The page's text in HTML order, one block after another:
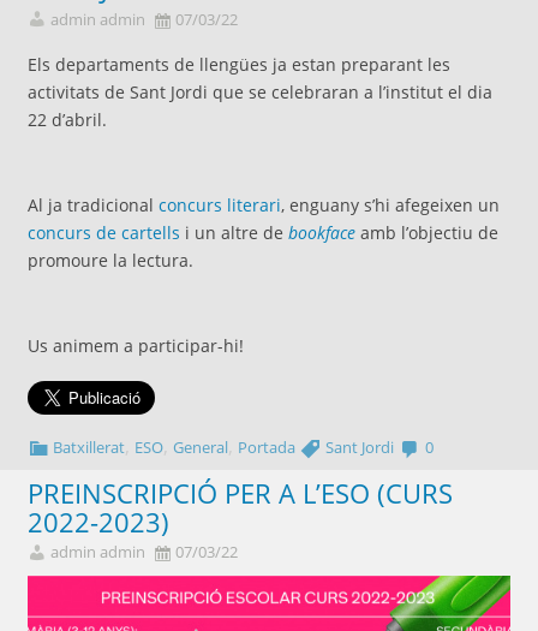
admin admin 07/03/22
Els departaments de llengües ja estan preparant les
activitats de Sant Jordi que se celebraran a l’institut el dia
22 d’abril.
Al ja tradicional concurs literari, enguany s’hi afegeixen un
concurs de cartells i un altre de bookface amb l’objectiu de
promoure la lectura.
Us animem a participar-hi!
Batxillerat, ESO,General, Portada Sant Jordi 0
PREINSCRIPCIÓ PER A L’ESO (CURS
2022-2023)
admin admin 07/03/22